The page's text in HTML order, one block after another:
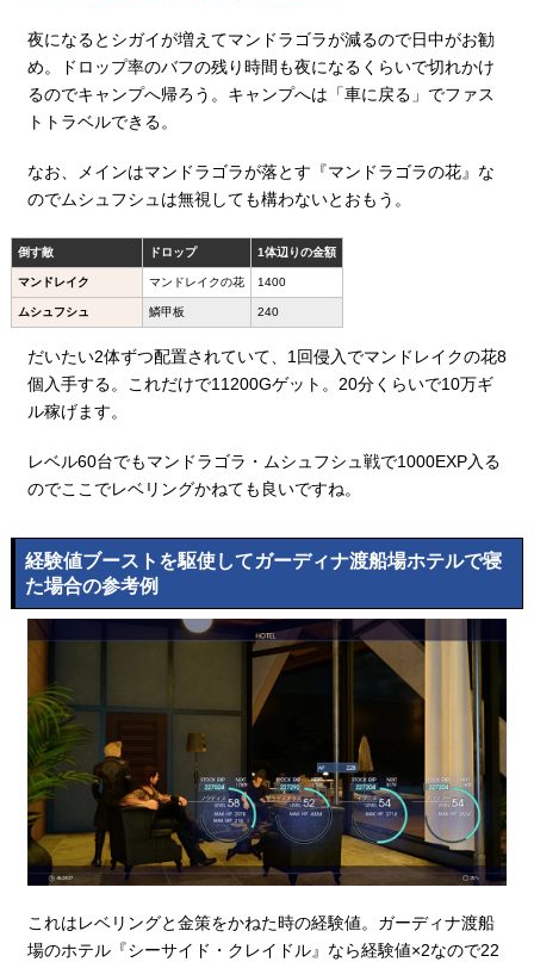
夜になるとシガイが増えてマンドラゴラが減るので日中がお勧
め。ドロップ率のバフの残り時間も夜になるくらいで切れかけ
るのでキャンプへ帰ろう。キャンプへは「車に戻る」でファス
トトラベルできる。
なお、メインはマンドラゴラが落とす『マンドラゴラの花』な
のでムシュフシュは無視しても構わないとおもう。
倒す敵 ドロップ 1体辺りの金額
マンドレイク マンドレイクの花 1400
ムシュフシュ 鱗甲板 240
だいたい2体ずつ配置されていて、1回侵入でマンドレイクの花8
個入手する。これだけで11200Gゲット。20分くらいで10万ギ
ル稼げます。
レベル60台でもマンドラゴラ・ムシュフシュ戦で1000EXP入る
のでここでレベリングかねても良いですね。
経験値ブーストを駆使してガーディナ渡船場ホテルで寝
た場合の参考例
これはレベリングと金策をかねた時の経験値。ガーディナ渡船
場のホテル『シーサイド・クレイドル』なら経験値×2なので22